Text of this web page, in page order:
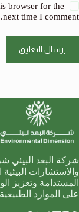
browser for the
next time I comment.
إرسال التعليق
شركة البعد
والاستشارات
المستدامة وتعزيز
على الموارد الطبيعية